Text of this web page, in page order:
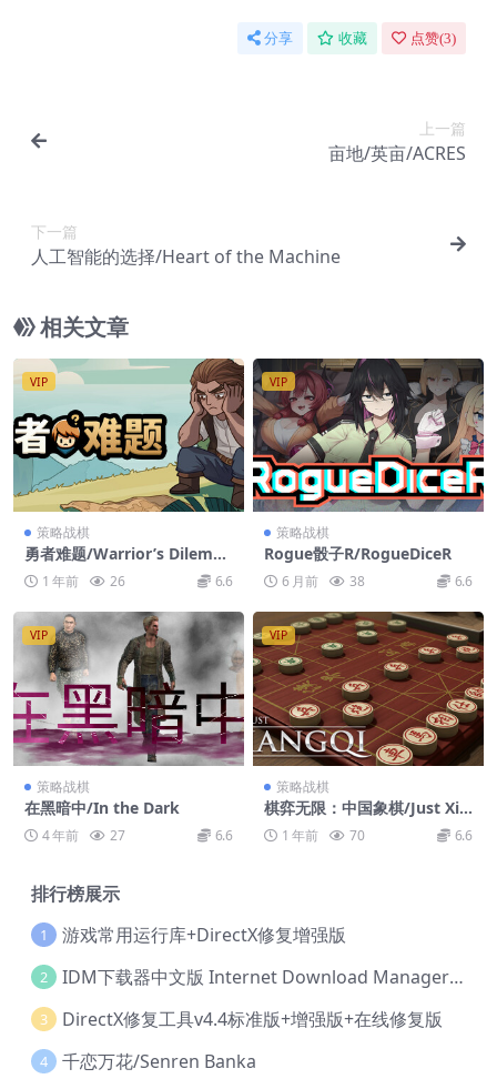
分享 收藏 点赞(3)
上一篇
亩地/英亩/ACRES
下一篇
人工智能的选择/Heart of the Machine
相关文章
VIP
策略战棋
勇者难题/Warrior’s Dilemm
a 1 年前 26 6.6
VIP
策略战棋
Rogue骰子R/RogueDiceR
6 月前 38 6.6
VIP
策略战棋
在黑暗中/In the Dark
4 年前 27 6.6
VIP
策略战棋
棋弈无限：中国象棋/Just Xia
ngqi1 年前 70 6.6
排行榜展示
1 游戏常用运行库+DirectX修复增强版
2 IDM下载器中文版 Internet Download Manager v6.42.36 IDM
3 DirectX修复工具v4.4标准版+增强版+在线修复版
4 千恋万花/Senren Banka